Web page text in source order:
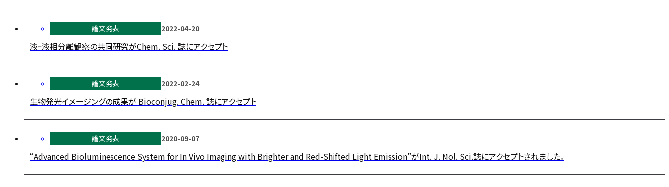
論文発表 2022-04-20
液ｰ液相分離観察の共同研究がChem. Sci. 誌にアクセプト
論文発表 2022-02-24
生物発光イメージングの成果が Bioconjug. Chem. 誌にアクセプト
論文発表 2020-09-07
“Advanced Bioluminescence System for In Vivo Imaging with Brighter and Red-Shifted Light Emission”がInt. J. Mol. Sci.誌にアクセプトされました。